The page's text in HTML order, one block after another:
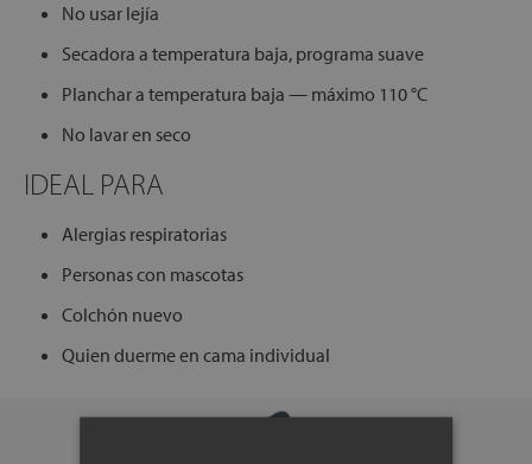
No usar lejía
Secadora a temperatura baja, programa suave
Planchar a temperatura baja — máximo 110 °C
No lavar en seco
IDEAL PARA
Alergias respiratorias
Personas con mascotas
Colchón nuevo
Quien duerme en cama individual